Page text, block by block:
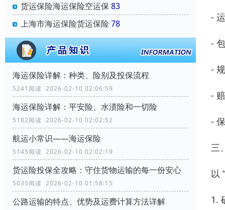
货运保险海运保险空运保 83
上海市海运保险货运保险 78
海运保险详解：种类、险别及投保流程
5241阅读 2026-02-10 02:06:59
海运保险详解：平安险、水渍险和一切险
5182阅读 2026-02-10 02:02:52
航运小常识——海运保险
5145阅读 2026-02-10 02:02:19
货运险投保全攻略：守住货物运输的每一份安心
5035阅读 2026-02-10 01:58:15
公路运输的特点、优势及运费计算方法详解
-
-
-
-
-
三
以
1.